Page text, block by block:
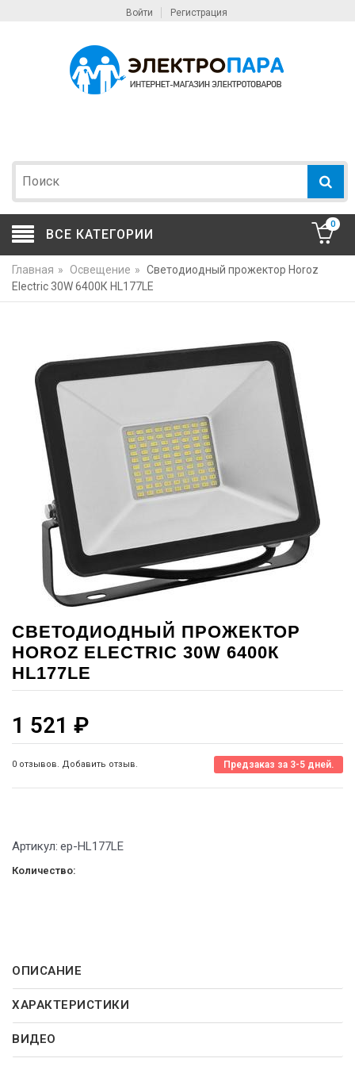
Войти Регистрация
ВСЕ КАТЕГОРИИ
0
Главная » Освещение » Светодиодный прожектор Horoz
Electric 30W 6400К HL177LE
СВЕТОДИОДНЫЙ ПРОЖЕКТОР
HOROZ ELECTRIC 30W 6400К
HL177LE
1 521 ₽
0 отзывов. Добавить отзыв. Предзаказ за 3-5 дней.
Артикул: ep-HL177LE
Количество:
ОПИСАНИЕ
ХАРАКТЕРИСТИКИ
ВИДЕО